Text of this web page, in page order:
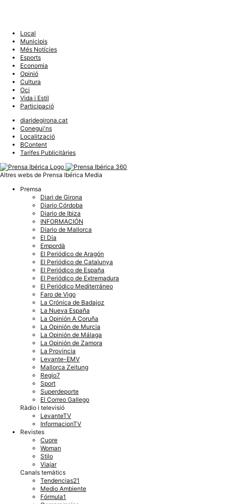
Local
Municipis
Més Notícies
Esports
Economia
Opinió
Cultura
Oci
Vida i Estil
Participació
diaridegirona.cat
Conegui'ns
Localització
BContent
Tarifes Publicitàries
Altres webs de Prensa Ibérica Media
Premsa
Diari de Girona
Diario Córdoba
Diario de Ibiza
INFORMACIÓN
Diario de Mallorca
El Día
Empordà
El Periódico de Aragón
El Periódico de Catalunya
El Periódico de España
El Periódico de Extremadura
El Periódico Mediterráneo
Faro de Vigo
La Crónica de Badajoz
La Nueva España
La Opinión A Coruña
La Opinión de Murcia
La Opinión de Málaga
La Opinión de Zamora
La Provincia
Levante-EMV
Mallorca Zeitung
Regio7
Sport
Superdeporte
El Correo Gallego
Ràdio i televisió
LevanteTV
InformacionTV
Revistes
Cuore
Woman
Stilo
Viajar
Canals temàtics
Tendencias21
Medio Ambiente
Fórmula1